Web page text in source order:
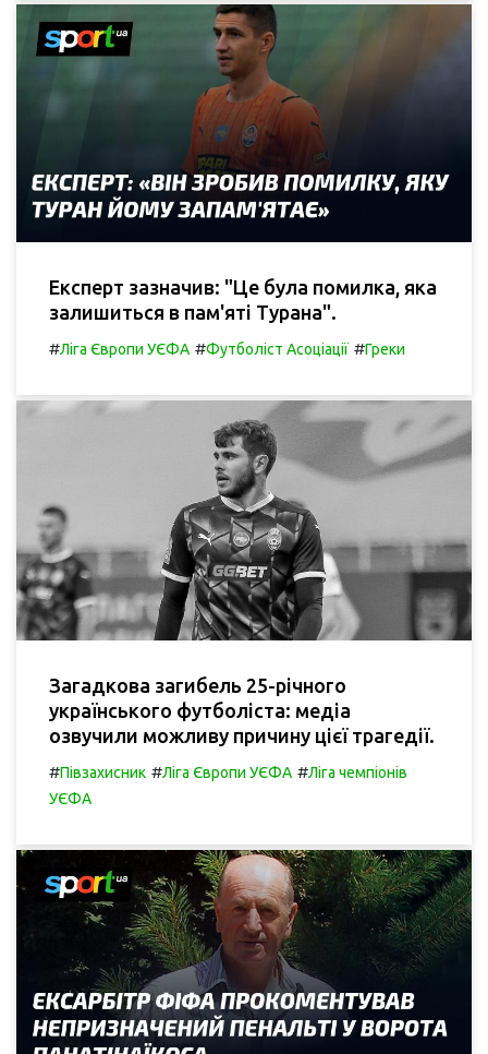
Експерт зазначив: "Це була помилка, яка
залишиться в пам'яті Турана".
#Ліга Європи УЄФА #Футболіст Асоціації #Греки
Загадкова загибель 25-річного
українського футболіста: медіа
озвучили можливу причину цієї трагедії.
#Півзахисник #Ліга Європи УЄФА #Ліга чемпіонів
УЄФА